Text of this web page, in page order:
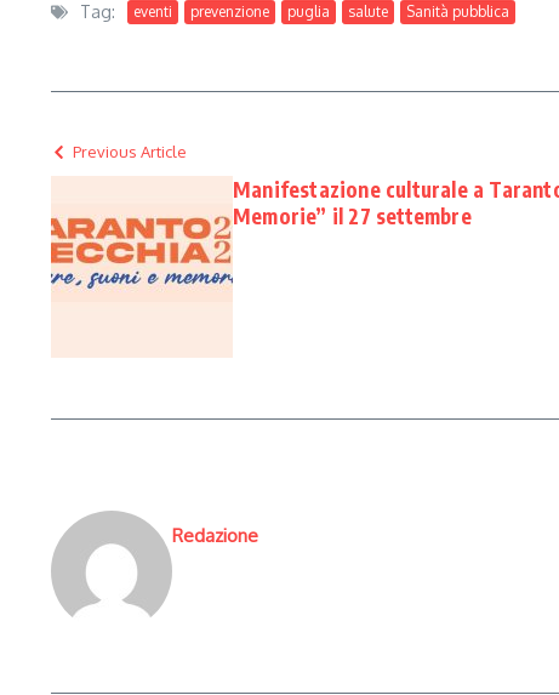
Tag: eventi prevenzione puglia salute Sanità pubblica
Previous Article
Manifestazione culturale a
Memorie” il 27 settembre
Redazione